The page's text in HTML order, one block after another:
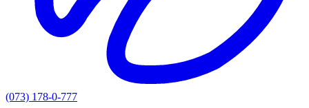
(073) 178-0-777